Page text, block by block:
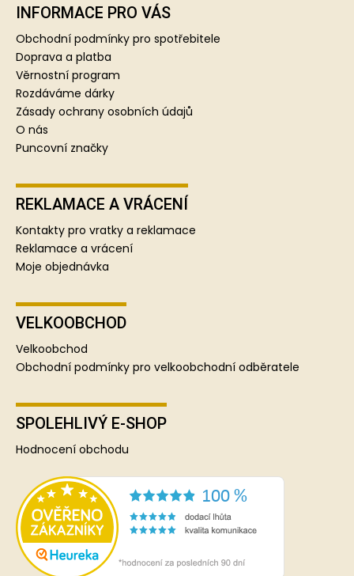
INFORMACE PRO VÁS
Obchodní podmínky pro spotřebitele
Doprava a platba
Věrnostní program
Rozdáváme dárky
Zásady ochrany osobních údajů
O nás
Puncovní značky
REKLAMACE A VRÁCENÍ
Kontakty pro vratky a reklamace
Reklamace a vrácení
Moje objednávka
VELKOOBCHOD
Velkoobchod
Obchodní podmínky pro velkoobchodní odběratele
SPOLEHLIVÝ E-SHOP
Hodnocení obchodu